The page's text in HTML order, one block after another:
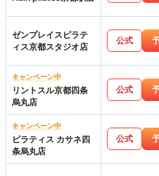
ゼンプレイスピラテ
ィス京都スタジオ店
公式
キャンペーン中
リントスル京都四条
烏丸店
公式
キャンペーン中
ピラティス カサネ四
条烏丸店
公式